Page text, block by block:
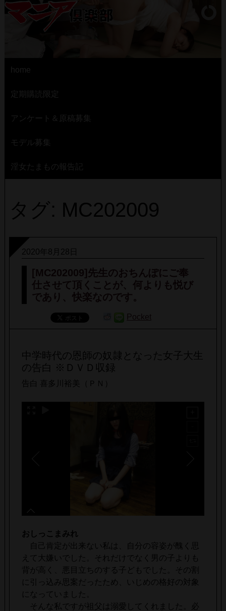
home
定期購読限定
アンケート＆原稿募集
モデル募集
淫女たまもの報告記
タグ: MC202009
2020年8月28日
[MC202009]先生のおちんぽにご奉
仕させて頂くことが、何よりも悦び
であり、快楽なのです。
Pocket
中学時代の恩師の奴隷となった女子大生
の告白 ※ＤＶＤ収録
告白 喜多川裕美（ＰＮ）
おしっこまみれ
自己肯定が出来ない私は、自分の容姿が醜く思
えて大嫌いでした。それだけでなく男の子よりも
背が高く、悪目立ちのする子どもでした。その割
に引っ込み思案だったため、いじめの格好の対象
になっていました。
そんな私ですが祖父は溺愛してくれました。必